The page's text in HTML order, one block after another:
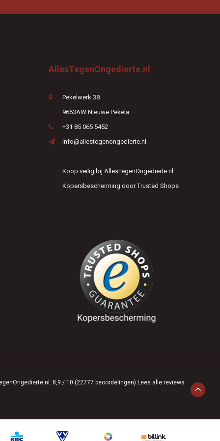
AllesTegenOngedierte.nl
Pekelwerk 38
9663AW Nieuwe Pekela
+31 85 065 5452
info@allestegenongedierte.nl
Koop veilig bij AllesTegenOngedierte.nl
Kopersbescherming door Trusted Shops
: 8,9 / 10 (22777 beoordelingen) Lees alle reviews